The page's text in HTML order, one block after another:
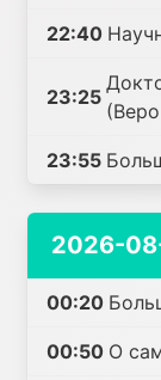
22:40
23:25
23:55
2026-
00:20
00:50 О